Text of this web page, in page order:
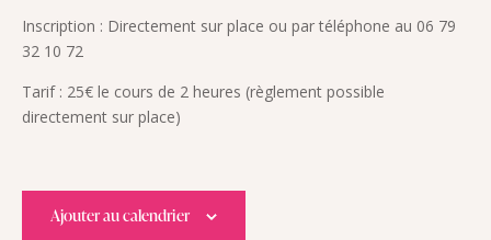
Inscription : Directement sur place ou par téléphone au 06 79
32 10 72
Tarif : 25€ le cours de 2 heures (règlement possible
directement sur place)
Ajouter au calendrier